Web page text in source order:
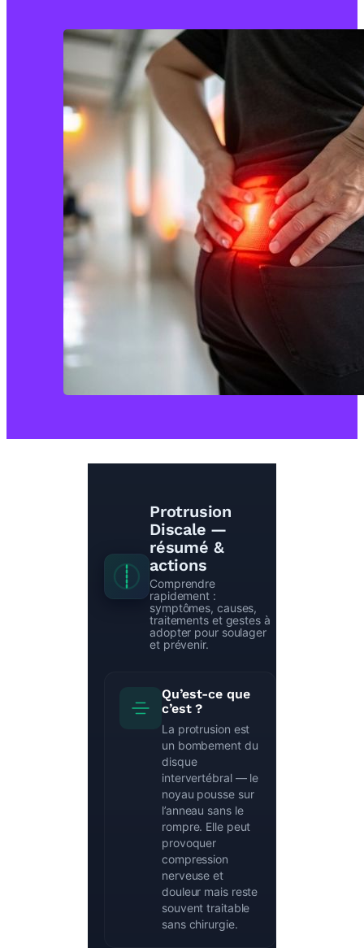
Protrusion
Discale —
résumé &
actions
Comprendre
rapidement :
symptômes, causes,
traitements et gestes à
adopter pour soulager
et prévenir.
Qu’est-ce que
c’est ?
La protrusion est
un bombement du
disque
intervertébral — le
noyau pousse sur
l’anneau sans le
rompre. Elle peut
provoquer
compression
nerveuse et
douleur mais reste
souvent traitable
sans chirurgie.